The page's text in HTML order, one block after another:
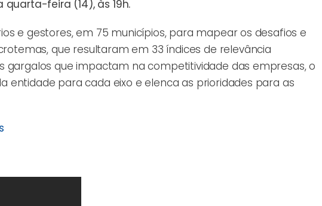
feira (14), às 19h.
e gestores, em 75 municípios, para mapear os desafios e
que resultaram em 33 índices de relevância
gargalos que impactam na competitividade das empresas, o
entidade para cada eixo e elenca as prioridades para as